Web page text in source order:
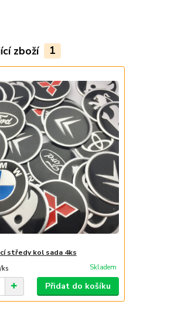
zboží 1
středy kol sada 4ks
/ks Skladem
Přidat do košíku